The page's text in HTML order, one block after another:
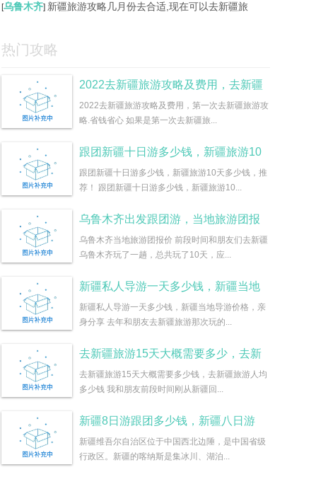
[乌鲁木齐] 新疆旅游攻略几月份去合适,现在可以去新疆旅
热门攻略
2022去新疆旅游攻略及费用，去新疆
2022去新疆旅游攻略及费用，第一次去新疆旅游攻
略.省钱省心 如果是第一次去新疆旅...
跟团新疆十日游多少钱，新疆旅游10
跟团新疆十日游多少钱，新疆旅游10天多少钱，推
荐！ 跟团新疆十日游多少钱，新疆旅游10...
乌鲁木齐出发跟团游，当地旅游团报
乌鲁木齐当地旅游团报价 前段时间和朋友们去新疆
乌鲁木齐玩了一趟，总共玩了10天，应...
新疆私人导游一天多少钱，新疆当地
新疆私人导游一天多少钱，新疆当地导游价格，亲
身分享 去年和朋友去新疆旅游那次玩的...
去新疆旅游15天大概需要多少，去新
去新疆旅游15天大概需要多少钱，去新疆旅游人均
多少钱 我和朋友前段时间刚从新疆回...
新疆8日游跟团多少钱，新疆八日游
新疆维吾尔自治区位于中国西北边陲，是中国省级
行政区。新疆的喀纳斯是集冰川、湖泊...